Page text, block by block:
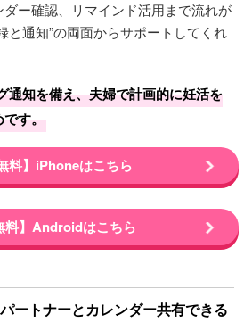
ー確認、リマインド活用まで流れが
と通知”の両面からサポートしてくれ
通知を備え、夫婦で計画的に妊活を
です。
料】iPhoneはこちら
料】Androidはこちら
ートナーとカレンダー共有できる